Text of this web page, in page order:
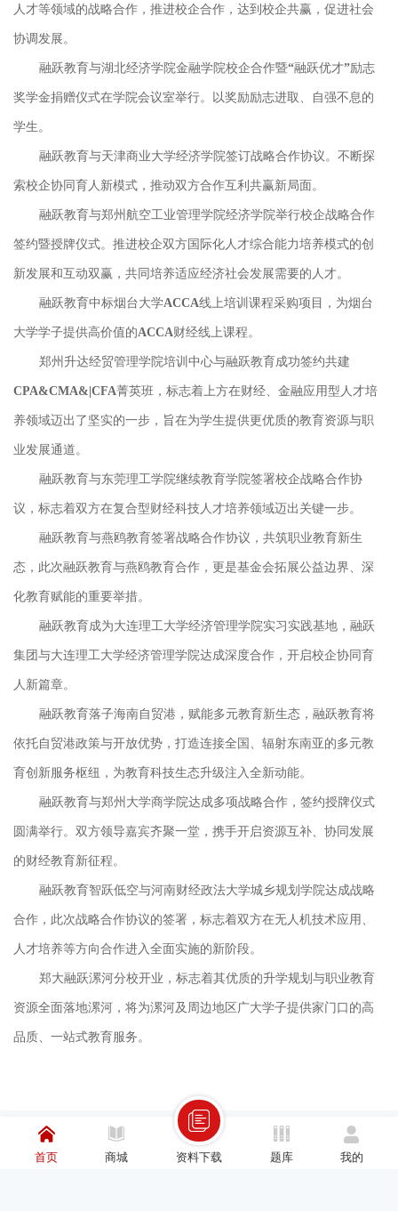
人才等领域的战略合作，推进校企合作，达到校企共赢，促进社会
协调发展。
融跃教育与湖北经济学院金融学院校企合作暨“融跃优才”励志
奖学金捐赠仪式在学院会议室举行。以奖励励志进取、自强不息的
学生。
融跃教育与天津商业大学经济学院签订战略合作协议。不断探
索校企协同育人新模式，推动双方合作互利共赢新局面。
融跃教育与郑州航空工业管理学院经济学院举行校企战略合作
签约暨授牌仪式。推进校企双方国际化人才综合能力培养模式的创
新发展和互动双赢，共同培养适应经济社会发展需要的人才。
融跃教育中标烟台大学ACCA线上培训课程采购项目，为烟台
大学学子提供高价值的ACCA财经线上课程。
郑州升达经贸管理学院培训中心与融跃教育成功签约共建
CPA&CMA&|CFA菁英班，标志着上方在财经、金融应用型人才培
养领域迈出了坚实的一步，旨在为学生提供更优质的教育资源与职
业发展通道。
融跃教育与东莞理工学院继续教育学院签署校企战略合作协
议，标志着双方在复合型财经科技人才培养领域迈出关键一步。
融跃教育与燕鸥教育签署战略合作协议，共筑职业教育新生
态，此次融跃教育与燕鸥教育合作，更是基金会拓展公益边界、深
化教育赋能的重要举措。
融跃教育成为大连理工大学经济管理学院实习实践基地，融跃
集团与大连理工大学经济管理学院达成深度合作，开启校企协同育
人新篇章。
融跃教育落子海南自贸港，赋能多元教育新生态，融跃教育将
依托自贸港政策与开放优势，打造连接全国、辐射东南亚的多元教
育创新服务枢纽，为教育科技生态升级注入全新动能。
融跃教育与郑州大学商学院达成多项战略合作，签约授牌仪式
圆满举行。双方领导嘉宾齐聚一堂，携手开启资源互补、协同发展
的财经教育新征程。
融跃教育智跃低空与河南财经政法大学城乡规划学院达成战略
合作，此次战略合作协议的签署，标志着双方在无人机技术应用、
人才培养等方向合作进入全面实施的新阶段。
郑大融跃漯河分校开业，标志着其优质的升学规划与职业教育
资源全面落地漯河，将为漯河及周边地区广大学子提供家门口的高
品质、一站式教育服务。
首页 商城 资料下载 题库 我的